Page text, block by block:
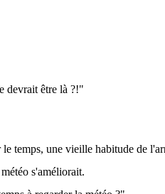
devrait être là ?!"
temps, une vieille habitude de
s'améliorait.